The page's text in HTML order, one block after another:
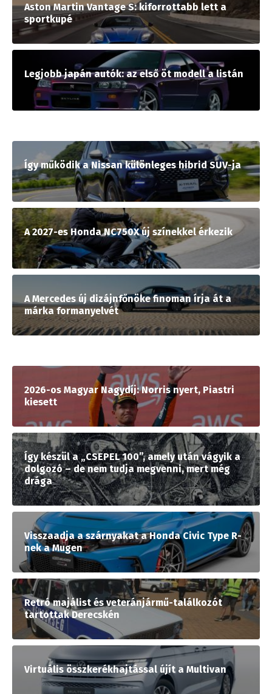
Aston Martin Vantage S: kiforrottabb lett a
sportkupé
Legjobb japán autók: az első öt modell a listán
Így működik a Nissan különleges hibrid SUV-ja
A 2027-es Honda NC750X új színekkel érkezik
A Mercedes új dizájnfőnöke finoman írja át a
márka formanyelvét
2026-os Magyar Nagydíj: Norris nyert, Piastri
kiesett
Így készül a „CSEPEL 100”, amely után vágyik a
dolgozó – de nem tudja megvenni, mert még
drága
Visszaadja a szárnyakat a Honda Civic Type R-
nek a Mugen
Retró majálist és veteránjármű-találkozót
tartottak Derecskén
Virtuális összkerékhajtással újít a Multivan